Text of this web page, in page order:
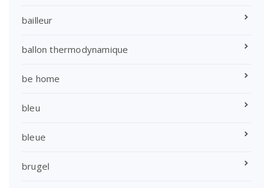
bailleur
ballon thermodynamique
be home
bleu
bleue
brugel